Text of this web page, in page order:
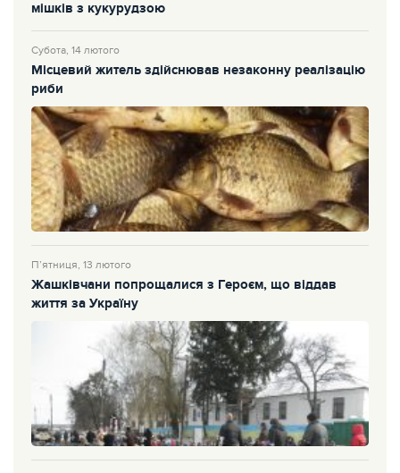
мішків з кукурудзою
Субота, 14 лютого
Місцевий житель здійснював незаконну реалізацію
риби
П’ятниця, 13 лютого
Жашківчани попрощалися з Героєм, що віддав
життя за Україну